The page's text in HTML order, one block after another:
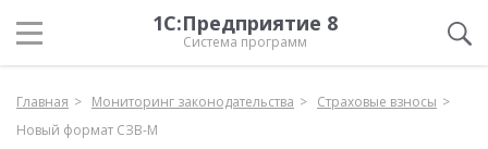
1С:Предприятие 8
Система программ
Главная Мониторинг законодательства
Страховые взносы
Новый формат СЗВ-М